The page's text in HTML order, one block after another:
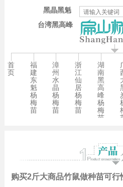
台湾黑高峰
黑晶黑魁
首
页
福
建
东
魁
杨
梅
苗
漳
州
水
晶
杨
梅
苗
浙
江
仙
居
杨
梅
苗
湖
南
黑
高
峰
杨
梅
苗
购买2斤大商品竹鼠做种苗可